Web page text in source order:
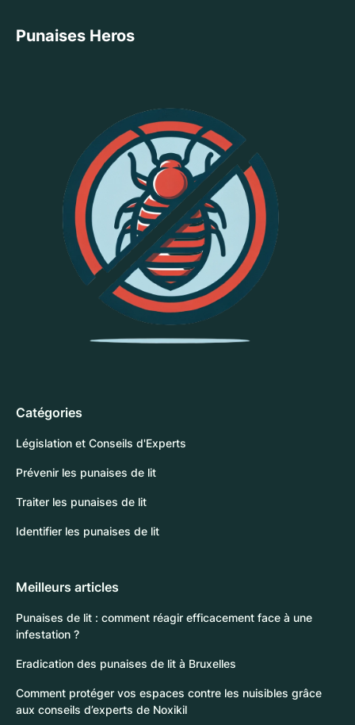
Punaises Heros
Catégories
Législation et Conseils d'Experts
Prévenir les punaises de lit
Traiter les punaises de lit
Identifier les punaises de lit
Meilleurs articles
Punaises de lit : comment réagir efficacement face à une
infestation ?
Eradication des punaises de lit à Bruxelles
Comment protéger vos espaces contre les nuisibles grâce
aux conseils d’experts de Noxikil